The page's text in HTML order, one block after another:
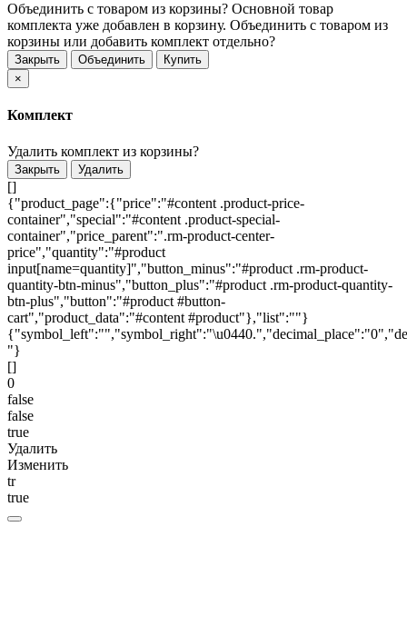
Объединить с товаром из корзины? Основной товар
комплекта уже добавлен в корзину. Объединить с товаром из
корзины или добавить комплект отдельно?
Закрыть Объединить
Купить
×
Комплект
Удалить комплект из корзины?
Закрыть Удалить
[]
{"product_page":{"price":"#content .product-price-
container","special":"#content .product-special-
container","price_parent":".rm-product-center-
price","quantity":"#product
input[name=quantity]","button_minus":"#product .rm-product-
quantity-btn-minus","button_plus":"#product .rm-product-quantity-
btn-plus","button":"#product #button-
cart","product_data":"#content #product"},"list":""}
"}
[]
0
false
false
true
Удалить
Изменить
tr
true